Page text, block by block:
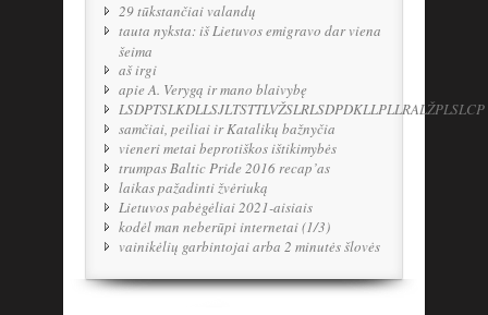
29 tūkstančiai valandų
tauta nyksta: iš Lietuvos emigravo dar viena
šeima
aš irgi
apie A. Verygą ir mano blaivybę
LSDPTSLKDLLSJLTSTTLVŽSLRLSDPDKLLPLLRALŽPLSLCP
samčiai, peiliai ir Katalikų bažnyčia
vieneri metai beprotiškos ištikimybės
trumpas Baltic Pride 2016 recap’as
laikas pažadinti žvėriuką
Lietuvos pabėgėliai 2021-aisiais
kodėl man neberūpi internetai (1/3)
vainikėlių garbintojai arba 2 minutės šlovės